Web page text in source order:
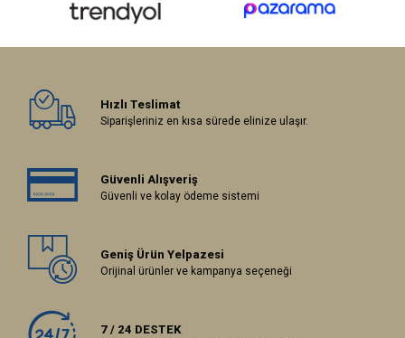
Hızlı Teslimat
Siparişleriniz en kısa sürede elinize ulaşır.
Güvenli Alışveriş
Güvenli ve kolay ödeme sistemi
Geniş Ürün Yelpazesi
Orijinal ürünler ve kampanya seçeneği
7 / 24 DESTEK